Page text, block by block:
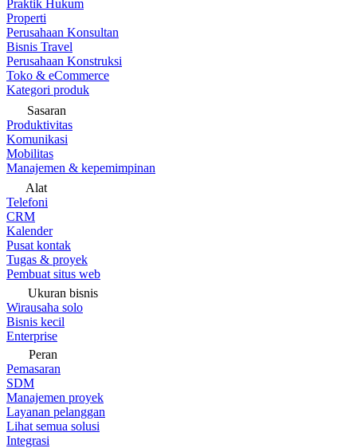
Praktik Hukum
Properti
Perusahaan Konsultan
Bisnis Travel
Perusahaan Konstruksi
Toko & eCommerce
Kategori produk
Sasaran
Produktivitas
Komunikasi
Mobilitas
Manajemen & kepemimpinan
Alat
Telefoni
CRM
Kalender
Pusat kontak
Tugas & proyek
Pembuat situs web
Ukuran bisnis
Wirausaha solo
Bisnis kecil
Enterprise
Peran
Pemasaran
SDM
Manajemen proyek
Layanan pelanggan
Lihat semua solusi
Integrasi